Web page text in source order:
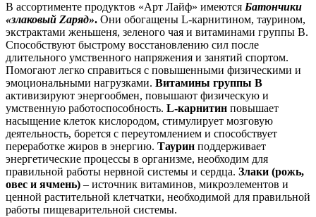
В ассортименте продуктов «Арт Лайф» имеются Батончики
«злаковый Zаряд». Они обогащены L-карнитином, таурином,
экстрактами женьшеня, зеленого чая и витаминами группы В.
Способствуют быстрому восстановлению сил после
длительного умственного напряжения и занятий спортом.
Помогают легко справиться с повышенными физическими и
эмоциональными нагрузками. Витамины группы В
активизируют энергообмен, повышают физическую и
умственную работоспособность. L-карнитин повышает
насыщение клеток кислородом, стимулирует мозговую
деятельность, борется с переутомлением и способствует
переработке жиров в энергию. Таурин поддерживает
энергетические процессы в организме, необходим для
правильной работы нервной системы и сердца. Злаки (рожь,
овес и ячмень) – источник витаминов, микроэлементов и
ценной растительной клетчатки, необходимой для правильной
работы пищеварительной системы.